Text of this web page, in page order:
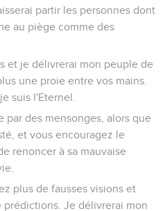
partir les personnes dont
au piège comme des
et je délivrerai mon peuple de
une proie entre vos mains.
suis l'Eternel.
par des mensonges, alors que
et vous encouragez le
renoncer à sa mauvaise
plus de fausses visions et
Je délivrerai mon